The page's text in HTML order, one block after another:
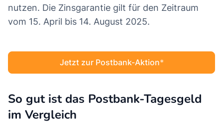
nutzen. Die Zinsgarantie gilt für den Zeitraum
vom 15. April bis 14. August 2025.
Jetzt zur Postbank-Aktion
So gut ist das Postbank-Tagesgeld
im Vergleich